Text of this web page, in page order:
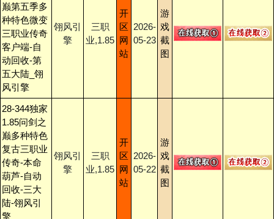
巅第五季多
种特色微变
三职业传奇
客户端-自
动回收-第
五大陆_翎
风引擎
翎风引
擎
三职
业,1.85
开
区
网
站
2026-
05-23
游
戏
截
图
28-344独家
1.85问剑之
巅多种特色
复古三职业
传奇-本命
葫芦-自动
回收-三大
陆-翎风引
擎
翎风引
擎
三职
业,1.85
开
区
网
站
2026-
05-22
游
戏
截
图